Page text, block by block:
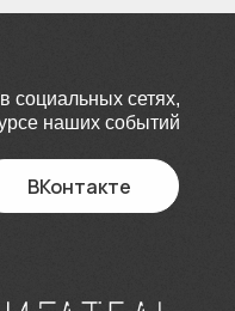
ВКонтакте
социальных сетях,
наших событий